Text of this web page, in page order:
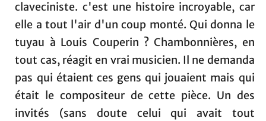
claveciniste. c'est une histoire incroyable, car
elle a tout l'air d'un coup monté. Qui donna le
tuyau à Louis Couperin ? Chambonnières, en
tout cas, réagit en vrai musicien. Il ne demanda
pas qui étaient ces gens qui jouaient mais qui
était le compositeur de cette pièce. Un des
invités (sans doute celui qui avait tout